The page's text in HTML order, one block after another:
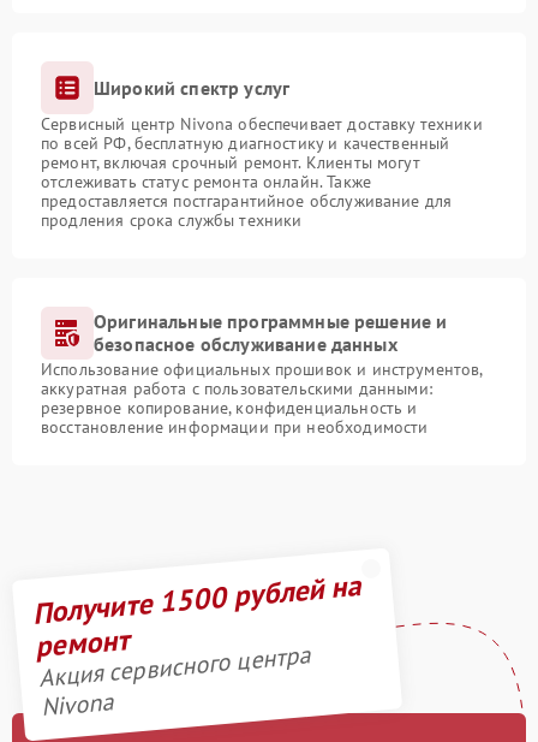
Широкий спектр услуг
Сервисный центр Nivona обеспечивает доставку техники
по всей РФ, бесплатную диагностику и качественный
ремонт, включая срочный ремонт. Клиенты могут
отслеживать статус ремонта онлайн. Также
предоставляется постгарантийное обслуживание для
продления срока службы техники
Оригинальные программные решение и
безопасное обслуживание данных
Использование официальных прошивок и инструментов,
аккуратная работа с пользовательскими данными:
резервное копирование, конфиденциальность и
восстановление информации при необходимости
Получите 1500 рублей на
ремонт
Акция сервисного центра
Nivona